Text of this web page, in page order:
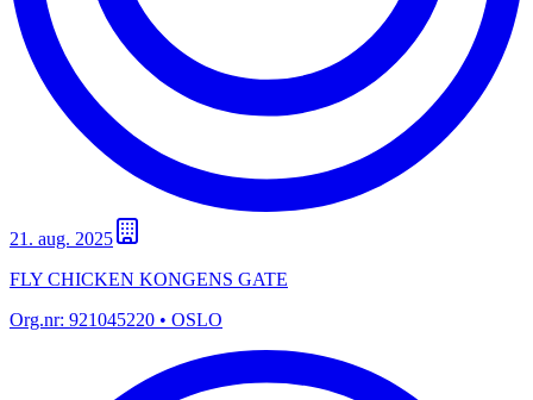
21. aug. 2025
FLY CHICKEN KONGENS GATE
Org.nr: 921045220 • OSLO